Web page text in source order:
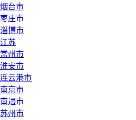
烟台市
枣庄市
淄博市
江苏
常州市
淮安市
连云港市
南京市
南通市
苏州市